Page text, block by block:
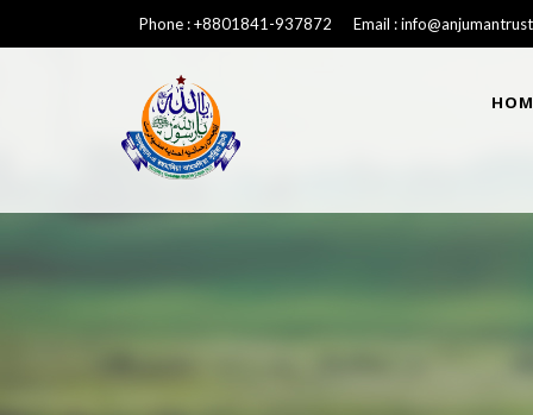
Phone : +8801841-937872 Email :